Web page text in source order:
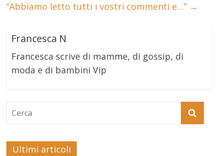
“Abbiamo letto tutti i vostri commenti e…” →
Francesca N
Francesca scrive di mamme, di gossip, di
moda e di bambini Vip
Ultimi articoli